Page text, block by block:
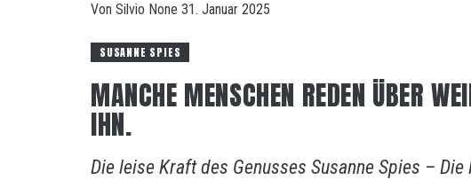
Von Silvio None 31. Januar 2025
SUSANNE SPIES
MANCHE MENSCHEN REDEN ÜBER
IHN.
Die leise Kraft des Genusses Susanne Spies –